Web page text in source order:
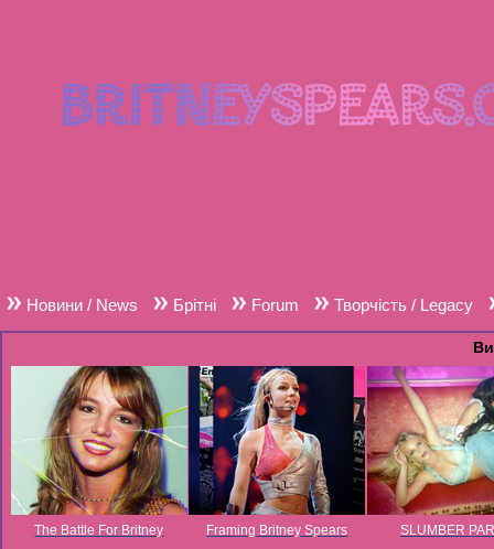
Новини / News Брітні Forum Творчість / Legacy
The Battle For Britney Framing Britney Spears SLUMBER